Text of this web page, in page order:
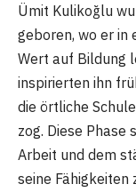
Ümit Kulikoğlu
geboren, wo er in
Wert auf Bildung
inspirierten ihn
die örtliche
zog. Diese
Arbeit und dem
seine Fähigkeiten